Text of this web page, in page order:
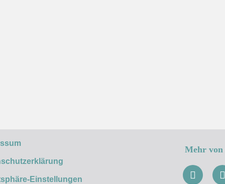
Einstellungen
Mehr von